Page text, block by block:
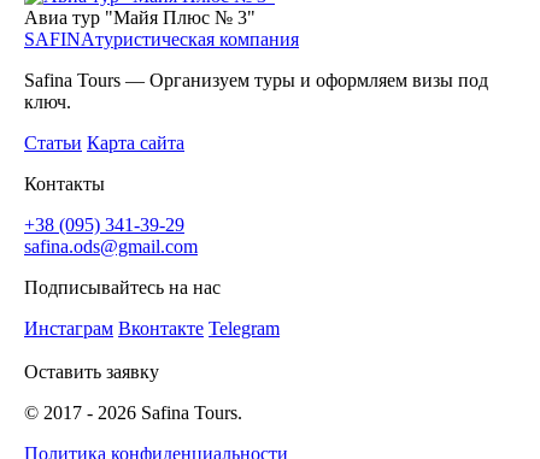
Авиа тур "Майя Плюс № 3"
SAFINAтуристическая компания
Safina Tours — Организуем туры и оформляем визы под
ключ.
Статьи Карта сайта
Контакты
+38 (095) 341-39-29
safina.ods@gmail.com
Подписывайтесь на нас
Инстаграм Вконтакте Telegram
Оставить заявку
© 2017 - 2026 Safina Tours.
Политика конфиденциальности